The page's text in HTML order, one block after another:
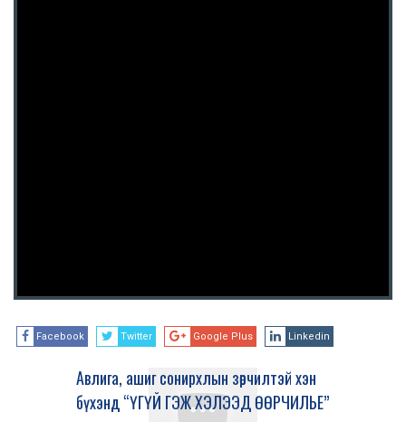
Facebook Twitter Google Plus Linkedin
Авлига, ашиг сонирхлын зөрчилтэй хэн
бүхэнд “ҮГҮЙ ГЭЖ ХЭЛЭЭД ӨӨРЧИЛЬЕ”